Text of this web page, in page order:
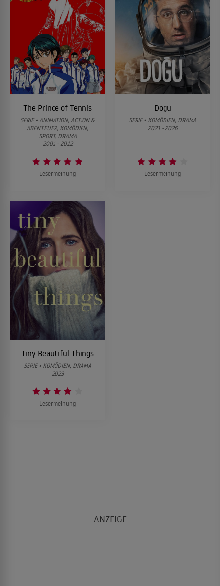
The Prince of Tennis
SERIE • ANIMATION, ACTION &
ABENTEUER, KOMÖDIEN,
SPORT, DRAMA
2001 - 2012
Lesermeinung
Dogu
SERIE • KOMÖDIEN, DRAMA
2021 - 2026
Lesermeinung
Tiny Beautiful Things
SERIE • KOMÖDIEN, DRAMA
2023
Lesermeinung